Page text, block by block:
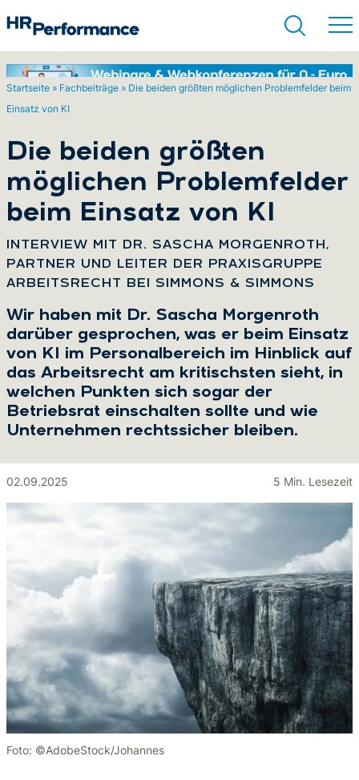
Startseite » Fachbeiträge » Die beiden größten möglichen Problemfelder beim
Einsatz von KI
Die beiden größten
möglichen Problemfelder
beim Einsatz von KI
INTERVIEW MIT DR. SASCHA MORGENROTH,
PARTNER UND LEITER DER PRAXISGRUPPE
ARBEITSRECHT BEI SIMMONS & SIMMONS
Wir haben mit Dr. Sascha Morgenroth
darüber gesprochen, was er beim Einsatz
von KI im Personalbereich im Hinblick auf
das Arbeitsrecht am kritischsten sieht, in
welchen Punkten sich sogar der
Betriebsrat einschalten sollte und wie
Unternehmen rechtssicher bleiben.
02.09.2025 5 Min. Lesezeit
Foto: ©AdobeStock/Johannes